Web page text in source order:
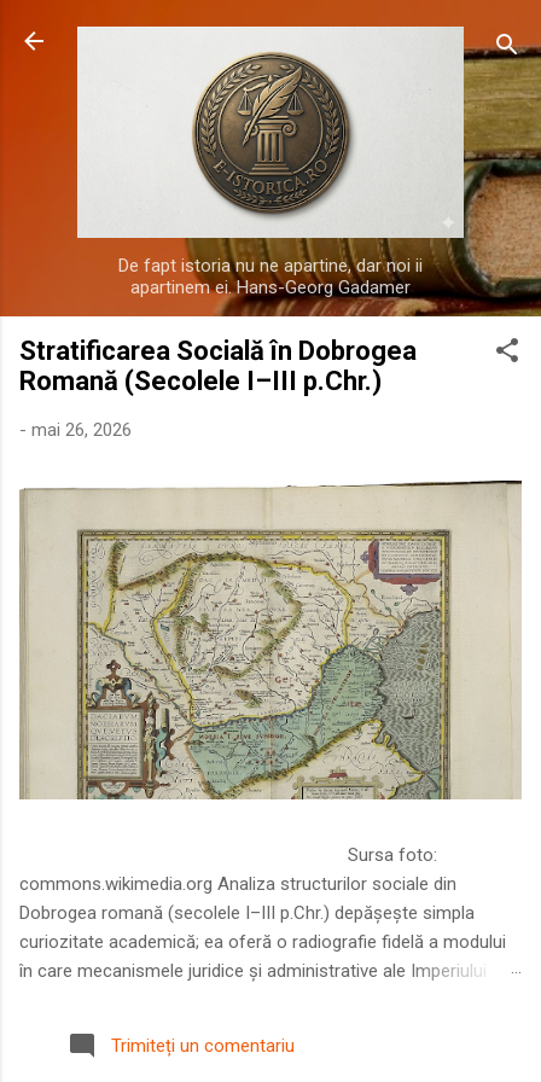
Treceți la conținutul principal
De fapt istoria nu ne apartine, dar noi ii
apartinem ei. Hans-Georg Gadamer
Stratificarea Socială în Dobrogea
Romană (Secolele I–III p.Chr.)
- mai 26, 2026
Sursa foto:
commons.wikimedia.org Analiza structurilor sociale din
Dobrogea romană (secolele I–III p.Chr.) depășește simpla
curiozitate academică; ea oferă o radiografie fidelă a modului
în care mecanismele juridice și administrative ale Imperiului
Într-o epocă în care prosperitatea excepțională a lumii romane
era susținută de o mobilitate socială dinamică și de o libertate
Trimiteți un comentariu